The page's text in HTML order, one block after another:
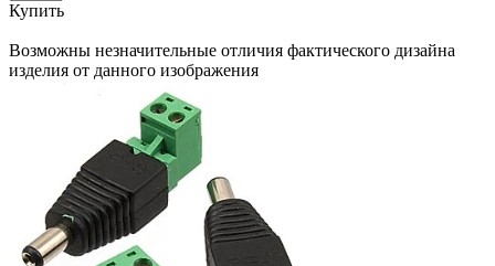
Купить
Возможны незначительные отличия фактического дизайна
изделия от данного изображения